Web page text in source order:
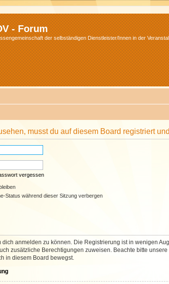
- Forum
der selbständigen Dienstleister/Innen in der
musst du auf diesem Board registriert
vergessen
Status während dieser Sitzung verbergen
dich anmelden zu können. Die Registrierung ist in wenigen
zusätzliche Berechtigungen zuweisen. Beachte bitte
in diesem Board bewegst.